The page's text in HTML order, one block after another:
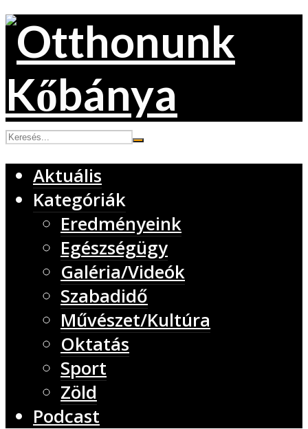
Aktuális
Kategóriák
Eredményeink
Egészségügy
Galéria/Videók
Szabadidő
Művészet/Kultúra
Oktatás
Sport
Zöld
Podcast